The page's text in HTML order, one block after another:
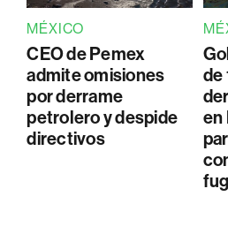
MÉXICO
CEO de Pemex
admite omisiones
por derrame
petrolero y despide
directivos
de
en